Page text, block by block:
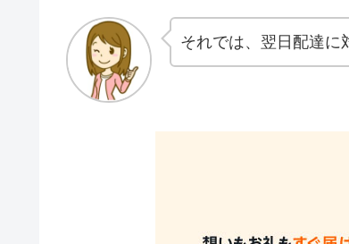
それでは、翌日配達に